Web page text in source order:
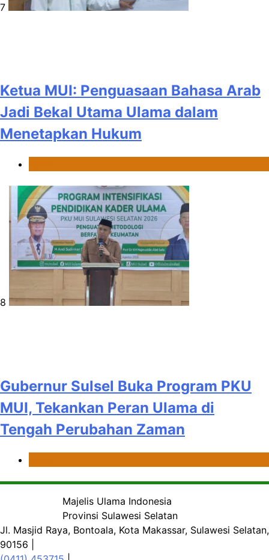
7
Ketua MUI: Penguasaan Bahasa Arab
Jadi Bekal Utama Ulama dalam
Menetapkan Hukum
8
Gubernur Sulsel Buka Program PKU
MUI, Tekankan Peran Ulama di
Tengah Perubahan Zaman
Majelis Ulama Indonesia
Provinsi Sulawesi Selatan
Jl. Masjid Raya, Bontoala, Kota Makassar, Sulawesi Selatan,
90156 |